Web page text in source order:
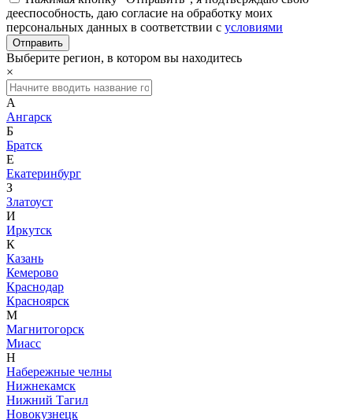
дееспособность, даю согласие на обработку моих
персональных данных в соответствии с условиями
Выберите регион, в котором вы находитесь
×
А
Ангарск
Б
Братск
Е
Екатеринбург
З
Златоуст
И
Иркутск
К
Казань
Кемерово
Краснодар
Красноярск
М
Магнитогорск
Миасс
Н
Набережные челны
Нижнекамск
Нижний Тагил
Новокузнецк